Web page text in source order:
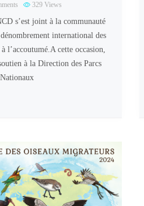
329 Views
s’est joint à la communauté
international des
l’accoutumé.A cette occasion,
à la Direction des Parcs
Nationaux